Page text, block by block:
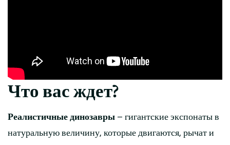
Что вас ждет?
Реалистичные динозавры – гигантские экспонаты в
натуральную величину, которые двигаются, рычат и